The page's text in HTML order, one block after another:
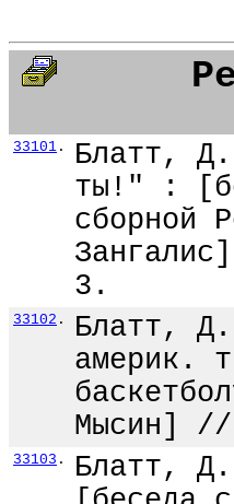
33101 .
Блатт, Д.
ты!" :
сборной
3.
33102 .
Блатт,
америк.
Мысин]
33103 .
Блатт,